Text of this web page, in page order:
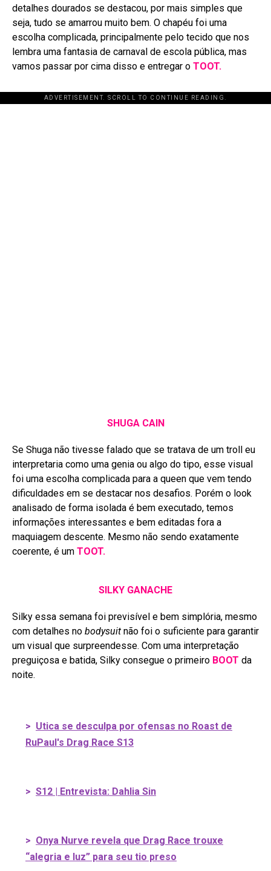
detalhes dourados se destacou, por mais simples que
seja, tudo se amarrou muito bem. O chapéu foi uma
escolha complicada, principalmente pelo tecido que nos
lembra uma fantasia de carnaval de escola pública, mas
vamos passar por cima disso e entregar o TOOT.
ADVERTISEMENT. SCROLL TO CONTINUE READING.
SHUGA CAIN
Se Shuga não tivesse falado que se tratava de um troll eu
interpretaria como uma genia ou algo do tipo, esse visual
foi uma escolha complicada para a queen que vem tendo
dificuldades em se destacar nos desafios. Porém o look
analisado de forma isolada é bem executado, temos
informações interessantes e bem editadas fora a
maquiagem descente. Mesmo não sendo exatamente
coerente, é um TOOT.
SILKY GANACHE
Silky essa semana foi previsível e bem simplória, mesmo
com detalhes no bodysuit não foi o suficiente para garantir
um visual que surpreendesse. Com uma interpretação
preguiçosa e batida, Silky consegue o primeiro BOOT da
noite.
> Utica se desculpa por ofensas no Roast de
RuPaul's Drag Race S13
> S12 | Entrevista: Dahlia Sin
> Onya Nurve revela que Drag Race trouxe
“alegria e luz” para seu tio preso